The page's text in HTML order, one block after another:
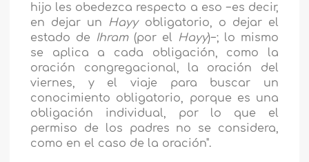
hijo les obedezca respecto a eso −es decir,
en dejar un Hayyobligatorio, o dejar el
estado de Ihram(por el Hayy)−; lo mismo
se aplica a cada obligación, como la
oración congregacional, la oración del
viernes, y el viaje para buscar un
conocimiento obligatorio, porque es una
obligación individual, por lo que el
permiso de los padres no se considera,
como en el caso de la oración".